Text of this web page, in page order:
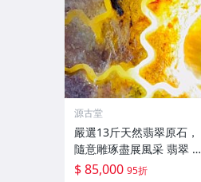
源古堂
嚴選13斤天然翡翠原石，
隨意雕琢盡展風采 翡翠 原
石 雕刻
$ 85,000 95折